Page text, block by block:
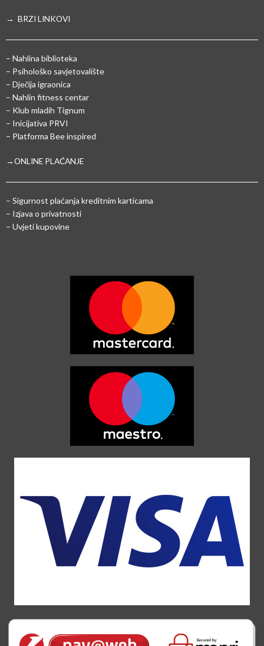
→ BRZI LINKOVI
– Nahlina biblioteka
– Psihološko savjetovalište
– Dječija igraonica
– Nahlin fitness centar
– Klub mladih Tignum
– Inicijativa PRVI
– Platforma Bee inspired
→ONLINE PLAĆANJE
– Sigurnost plaćanja kreditnim karticama
– Izjava o privatnosti
– Uvjeti kupovine